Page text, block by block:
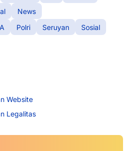
News
Polri Seruyan
Sosial
Website
Legalitas